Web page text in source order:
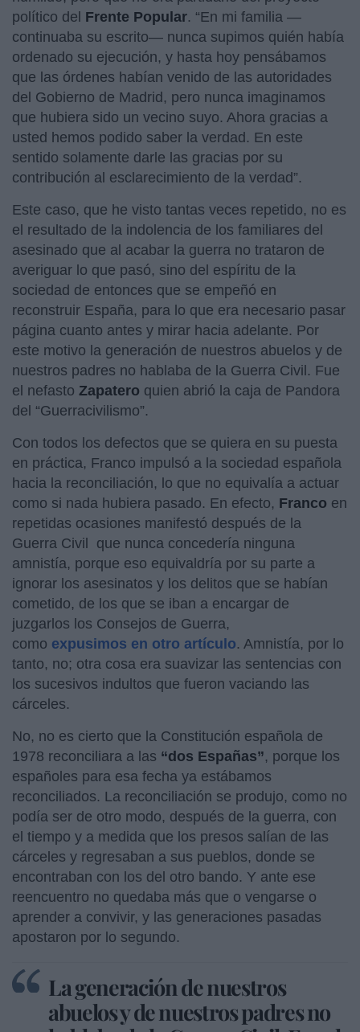
político del Frente Popular. “En mi familia —
continuaba su escrito— nunca supimos quién había
ordenado su ejecución, y hasta hoy pensábamos
que las órdenes habían venido de las autoridades
del Gobierno de Madrid, pero nunca imaginamos
que hubiera sido un vecino suyo. Ahora gracias a
usted hemos podido saber la verdad. En este
sentido solamente darle las gracias por su
contribución al esclarecimiento de la verdad”.
Este caso, que he visto tantas veces repetido, no es
el resultado de la indolencia de los familiares del
asesinado que al acabar la guerra no trataron de
averiguar lo que pasó, sino del espíritu de la
sociedad de entonces que se empeñó en
reconstruir España, para lo que era necesario pasar
página cuanto antes y mirar hacia adelante. Por
este motivo la generación de nuestros abuelos y de
nuestros padres no hablaba de la Guerra Civil. Fue
el nefasto Zapatero quien abrió la caja de Pandora
del “Guerracivilismo”.
Con todos los defectos que se quiera en su puesta
en práctica, Franco impulsó a la sociedad española
hacia la reconciliación, lo que no equivalía a actuar
como si nada hubiera pasado. En efecto, Franco en
repetidas ocasiones manifestó después de la
Guerra Civil que nunca concedería ninguna
amnistía, porque eso equivaldría por su parte a
ignorar los asesinatos y los delitos que se habían
cometido, de los que se iban a encargar de
juzgarlos los Consejos de Guerra,
como expusimos en otro artículo. Amnistía, por lo
tanto, no; otra cosa era suavizar las sentencias con
los sucesivos indultos que fueron vaciando las
cárceles.
No, no es cierto que la Constitución española de
1978 reconciliara a las “dos Españas”, porque los
españoles para esa fecha ya estábamos
reconciliados. La reconciliación se produjo, como no
podía ser de otro modo, después de la guerra, con
el tiempo y a medida que los presos salían de las
cárceles y regresaban a sus pueblos, donde se
encontraban con los del otro bando. Y ante ese
reencuentro no quedaba más que o vengarse o
aprender a convivir, y las generaciones pasadas
apostaron por lo segundo.
La generación de nuestros
abuelos y de nuestros padres no